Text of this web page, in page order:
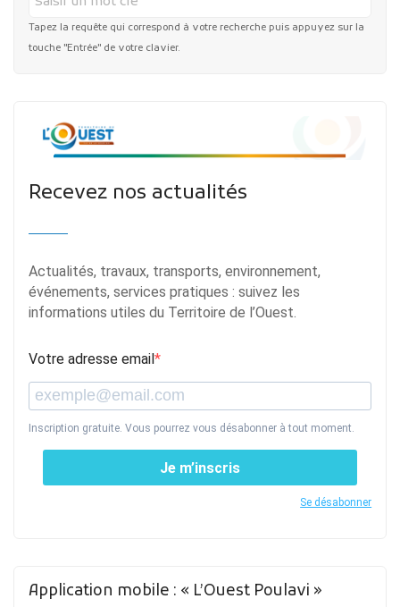
Tapez la requête qui correspond à votre recherche puis appuyez sur la
touche "Entrée" de votre clavier.
Recevez nos actualités
Actualités, travaux, transports, environnement,
événements, services pratiques : suivez les
informations utiles du Territoire de l’Ouest.
Votre adresse email
Inscription gratuite. Vous pourrez vous désabonner à tout moment.
Je m’inscris
Se désabonner
Application mobile : « L’Ouest Poulavi »